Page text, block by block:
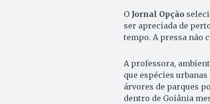
O Jornal Opção
ser apreciada de
tempo. A pressa não
A professora,
que espécies
árvores de parques
dentro de Goiânia